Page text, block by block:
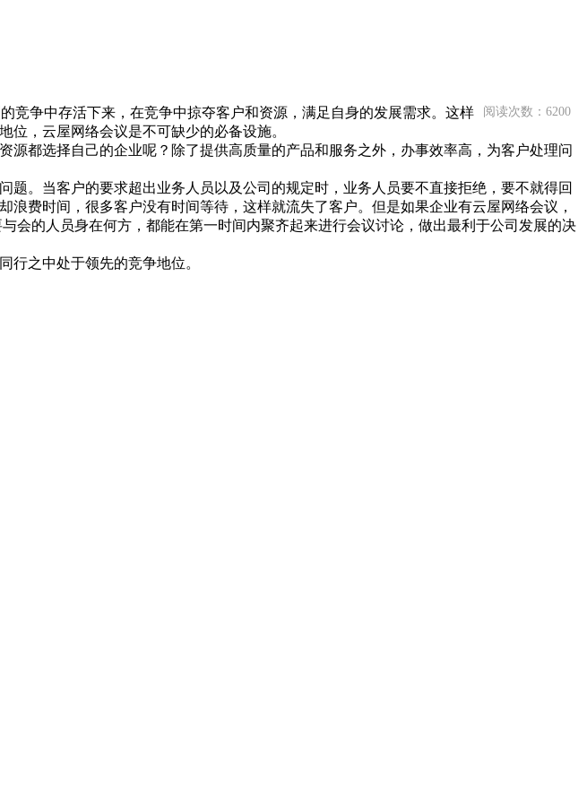
阅读次数：6200
竞争中存活下来，在竞争中掠夺客户和资源，满足自身的发展需求。这样
，云屋网络会议是不可缺少的必备设施。
都选择自己的企业呢？除了提供高质量的产品和服务之外，办事效率高，为客户处理问
题。当客户的要求超出业务人员以及公司的规定时，业务人员要不直接拒绝，要不就得回
费时间，很多客户没有时间等待，这样就流失了客户。但是如果企业有云屋网络会议，
会的人员身在何方，都能在第一时间内聚齐起来进行会议讨论，做出最利于公司发展的决
行之中处于领先的竞争地位。